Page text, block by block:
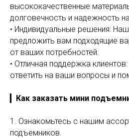
высококачественные
долговечность и надежность
• Индивидуальные решения:
предложить вам подходящие
от ваших потребностей.
• Отличная поддержка
ответить на ваши вопросы и
Как заказать мини
1. Ознакомьтесь с нашим
подъемников.